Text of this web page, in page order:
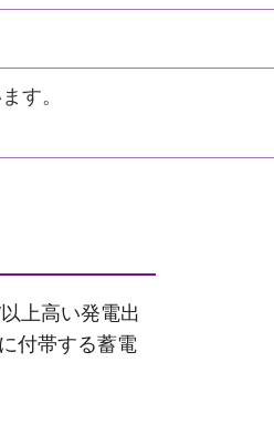
す。
上高い発電出
付帯する蓄電